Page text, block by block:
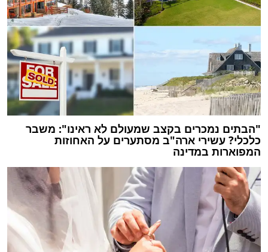
"הבתים נמכרים בקצב שמעולם לא ראינו": משבר
כלכלי? עשירי ארה"ב מסתערים על האחוזות
המפוארות במדינה